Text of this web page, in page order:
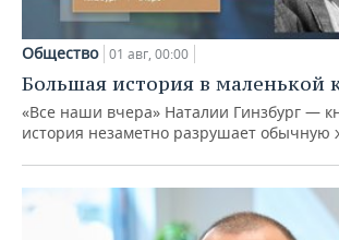
Общество 01 авг, 00:00
Большая история в маленькой
«Все наши вчера» Наталии Гинзбург —
история незаметно разрушает обычную